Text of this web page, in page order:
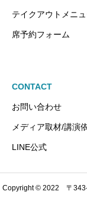
テイクアウトメニ
席予約フォーム
CONTACT
お問い合わせ
メディア取材/講演
LINE公式
Copyright © 2022 〒